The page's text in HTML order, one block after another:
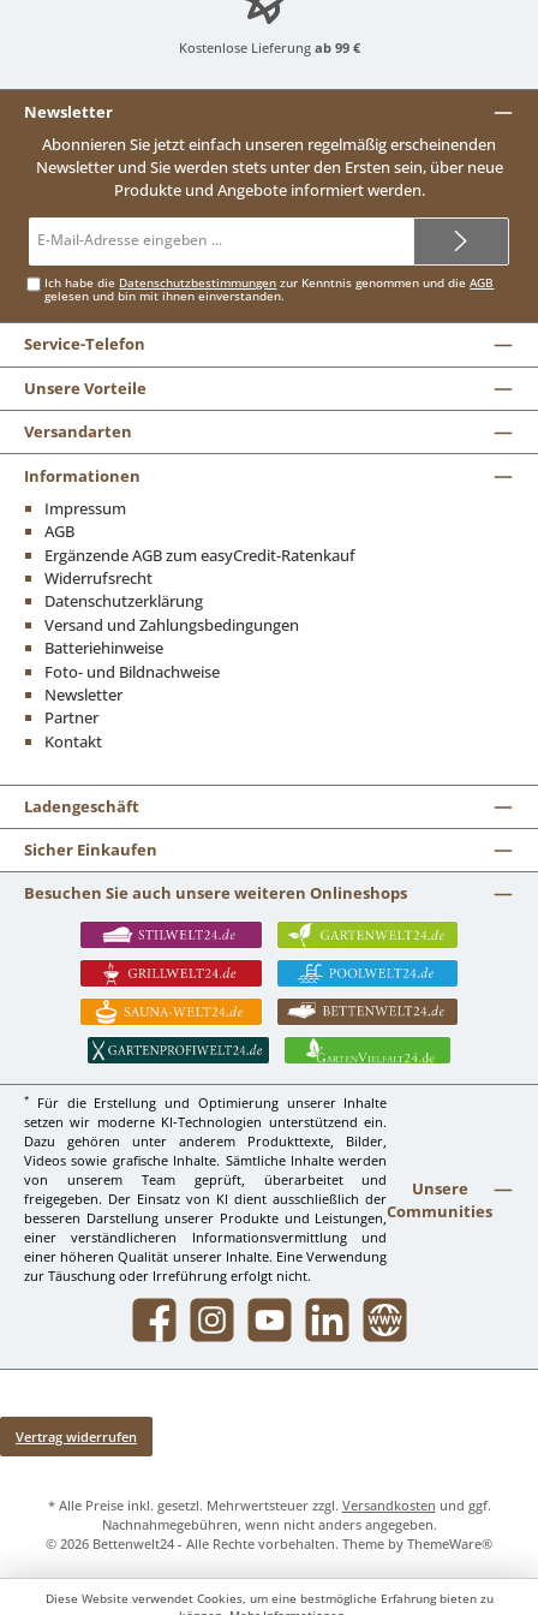
Kostenlose Lieferung ab 99 €
Newsletter
Abonnieren Sie jetzt einfach unseren regelmäßig erscheinenden
Newsletter und Sie werden stets unter den Ersten sein, über neue
Produkte und Angebote informiert werden.
Mail-
Ich habe die Datenschutzbestimmungen zur Kenntnis genommen und dieAGB
gelesen und bin mit ihnen einverstanden.
Service-Telefon
Unsere Vorteile
Versandarten
Informationen
Impressum
AGB
Ergänzende AGB zum easyCredit-Ratenkauf
Widerrufsrecht
Datenschutzerklärung
Versand und Zahlungsbedingungen
Batteriehinweise
Foto- und Bildnachweise
Newsletter
Partner
Kontakt
Ladengeschäft
Sicher Einkaufen
Besuchen Sie auch unsere weiteren Onlineshops
*
Für die Erstellung und Optimierung unserer Inhalte
setzen wir moderne KI-Technologien unterstützend ein.
Dazu gehören unter anderem Produkttexte, Bilder,
Videos sowie grafische Inhalte. Sämtliche Inhalte werden
von unserem Team geprüft, überarbeitet und
freigegeben. Der Einsatz von KI dient ausschließlich der
besseren Darstellung unserer Produkte und Leistungen,
einer verständlicheren Informationsvermittlung und
einer höheren Qualität unserer Inhalte. Eine Verwendung
zur Täuschung oder Irreführung erfolgt nicht.
Unsere
Communities
Facebook InstagramYouTube LinkedIn Website
Vertrag widerrufen
* Alle Preise inkl. gesetzl. Mehrwertsteuer zzgl. Versandkosten und ggf.
Nachnahmegebühren, wenn nicht anders angegeben.
© 2026 Bettenwelt24 - Alle Rechte vorbehalten. Theme by ThemeWare®
Diese Website verwendet Cookies, um eine bestmögliche Erfahrung bieten zu